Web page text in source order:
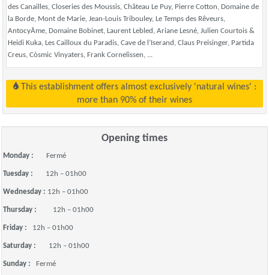
des Canailles, Closeries des Moussis, Château Le Puy, Pierre Cotton, Domaine de
la Borde, Mont de Marie, Jean-Louis Tribouley, Le Temps des Rêveurs,
AntocyÂme, Domaine Bobinet, Laurent Lebled, Ariane Lesné, Julien Courtois &
Heidi Kuka, Les Cailloux du Paradis, Cave de l’Iserand, Claus Preisinger, Partida
Creus, Còsmic Vinyaters, Frank Cornelissen, ...
This establishment offers almost exclusively 'natural wines' :
more than 90% of their wines
Opening times
Monday : Fermé
Tuesday : 12h – 01h00
Wednesday : 12h – 01h00
Thursday : 12h – 01h00
Friday : 12h – 01h00
Saturday : 12h – 01h00
Sunday : Fermé